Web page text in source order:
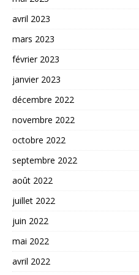
avril 2023
mars 2023
février 2023
janvier 2023
décembre 2022
novembre 2022
octobre 2022
septembre 2022
août 2022
juillet 2022
juin 2022
mai 2022
avril 2022